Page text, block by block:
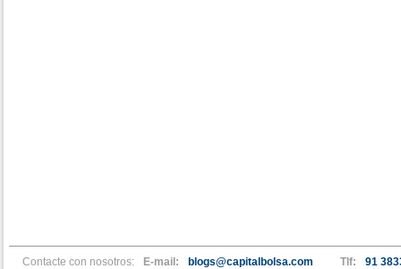
Contacte con nosotros: E-mail: blogs@capitalbolsa.com Tlf: 91